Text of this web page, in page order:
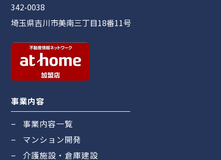
342-0038
埼玉県吉川市美南三丁目18番11号
事業内容
事業内容一覧
マンション開発
介護施設・倉庫建設